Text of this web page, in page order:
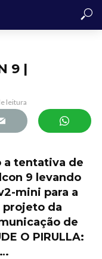
9 |
leitura
a tentativa de
9 levando
mini para a
projeto da
de
O PIRULLA: